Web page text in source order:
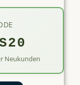
Neukunden